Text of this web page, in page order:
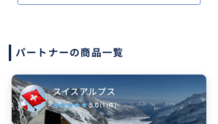
パートナーの商品一覧
スイスアルプス
5.0(11件)